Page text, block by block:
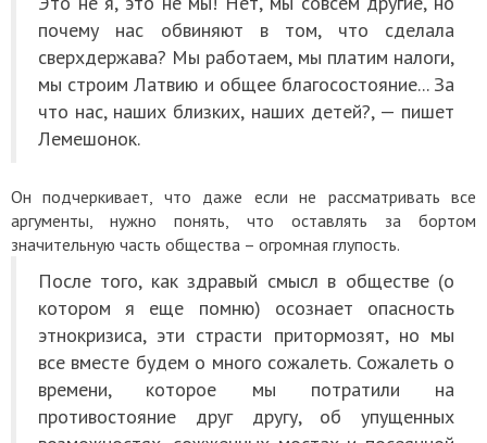
почему нас обвиняют в том, что сделала
сверхдержава? Мы работаем, мы платим налоги,
мы строим Латвию и общее благосостояние... За
что нас, наших близких, наших детей?, — пишет
Лемешонок.
Он подчеркивает, что даже если не рассматривать все
аргументы, нужно понять, что оставлять за бортом
значительную часть общества – огромная глупость.
После того, как здравый смысл в обществе (о
котором я еще помню) осознает опасность
этнокризиса, эти страсти притормозят, но мы
все вместе будем о много сожалеть. Сожалеть о
времени, которое мы потратили на
противостояние друг другу, об упущенных